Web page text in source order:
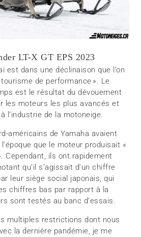
LT-X GT EPS 2023
est dans une déclinaison que l’on
de performance ». Le
est le résultat du dévouement
les moteurs les plus avancés et
l’industrie de la motoneige.
américains de Yamaha avaient
que le moteur produisait «
Cependant, ils ont rapidement
qu’il s’agissait d’un chiffre
leur siège social japonais, qui
chiffres bas par rapport à la
sont testés au banc d’essais.
multiples restrictions dont nous
la dernière pandémie, je me